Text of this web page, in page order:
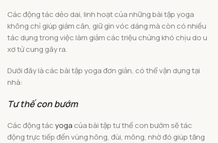
Các động tác dẻo dai, linh hoạt của những bài tập yoga
không chỉ giúp giảm cân, giữ gìn vóc dáng mà còn có nhiều
tác dụng trong việc làm giảm các triệu chứng khó chịu do u
xơ tử cung gây ra.
Dưới đây là các bài tập yoga đơn giản, có thể vận dụng tại
nhà:
Tư thế con bướm
Các động tácyoga của bài tập tư thế con bướm sẽ tác
động trực tiếp đến vùng hông, đùi, mông, nhờ đó giúp tăng